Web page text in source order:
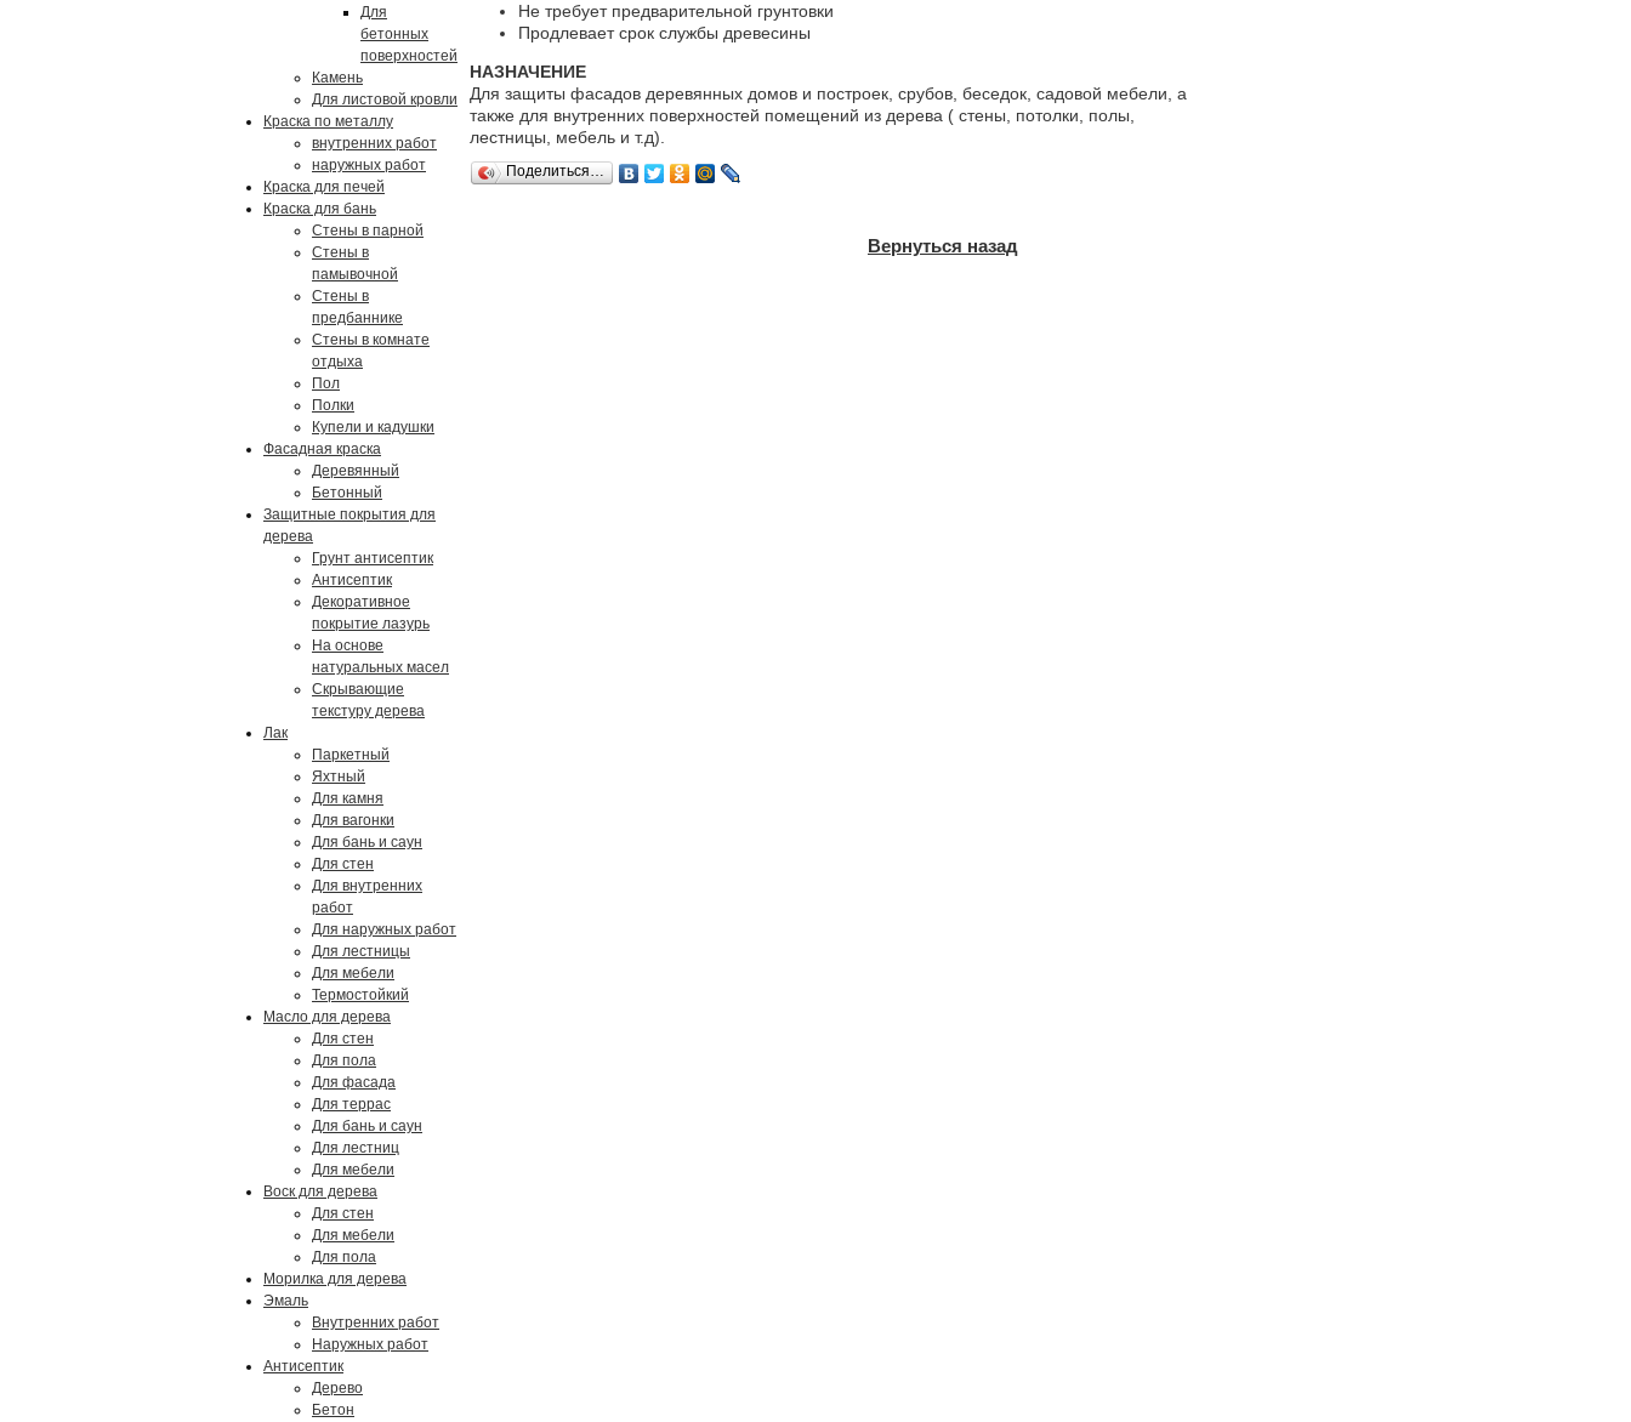
Для
бетонных
поверхностей
Камень
Для листовой кровли
Краска по металлу
внутренних работ
наружных работ
Краска для печей
Краска для бань
Стены в парной
Стены в
памывочной
Стены в
предбаннике
Стены в комнате
отдыха
Пол
Полки
Купели и кадушки
Фасадная краска
Деревянный
Бетонный
Защитные покрытия для
дерева
Грунт антисептик
Антисептик
Декоративное
покрытие лазурь
На основе
натуральных масел
Скрывающие
текстуру дерева
Лак
Паркетный
Яхтный
Для камня
Для вагонки
Для бань и саун
Для стен
Для внутренних
работ
Для наружных работ
Для лестницы
Для мебели
Термостойкий
Масло для дерева
Для стен
Для пола
Для фасада
Для террас
Для бань и саун
Для лестниц
Для мебели
Воск для дерева
Для стен
Для мебели
Для пола
Морилка для дерева
Эмаль
Внутренних работ
Наружных работ
Антисептик
Дерево
Бетон
Не требует предварительной грунтовки
Продлевает срок службы древесины
НАЗНАЧЕНИЕ
Для защиты фасадов деревянных домов и построек, срубов, беседок, садовой мебели, а
также для внутренних поверхностей помещений из дерева ( стены, потолки, полы,
лестницы, мебель и т.д).
Поделиться…
Вернуться назад